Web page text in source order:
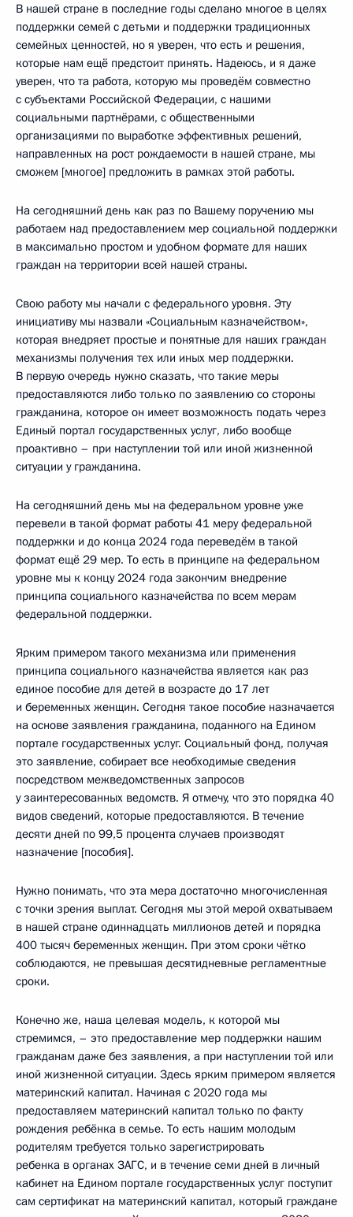
В нашей стране в последние годы сделано многое в целях
поддержки семей с детьми и поддержки традиционных
семейных ценностей, но я уверен, что есть и решения,
которые нам ещё предстоит принять. Надеюсь, и я даже
уверен, что та работа, которую мы проведём совместно
с субъектами Российской Федерации, с нашими
социальными партнёрами, с общественными
организациями по выработке эффективных решений,
направленных на рост рождаемости в нашей стране, мы
сможем [многое] предложить в рамках этой работы.
На сегодняшний день как раз по Вашему поручению мы
работаем над предоставлением мер социальной поддержки
в максимально простом и удобном формате для наших
граждан на территории всей нашей страны.
Свою работу мы начали с федерального уровня. Эту
инициативу мы назвали «Социальным казначейством»,
которая внедряет простые и понятные для наших граждан
механизмы получения тех или иных мер поддержки.
В первую очередь нужно сказать, что такие меры
предоставляются либо только по заявлению со стороны
гражданина, которое он имеет возможность подать через
Единый портал государственных услуг, либо вообще
проактивно – при наступлении той или иной жизненной
ситуации у гражданина.
На сегодняшний день мы на федеральном уровне уже
перевели в такой формат работы 41 меру федеральной
поддержки и до конца 2024 года переведём в такой
формат ещё 29 мер. То есть в принципе на федеральном
уровне мы к концу 2024 года закончим внедрение
принципа социального казначейства по всем мерам
федеральной поддержки.
Ярким примером такого механизма или применения
принципа социального казначейства является как раз
единое пособие для детей в возрасте до 17 лет
и беременных женщин. Сегодня такое пособие назначается
на основе заявления гражданина, поданного на Едином
портале государственных услуг. Социальный фонд, получая
это заявление, собирает все необходимые сведения
посредством межведомственных запросов
у заинтересованных ведомств. Я отмечу, что это порядка 40
видов сведений, которые предоставляются. В течение
десяти дней по 99,5 процента случаев производят
назначение [пособия].
Нужно понимать, что эта мера достаточно многочисленная
с точки зрения выплат. Сегодня мы этой мерой охватываем
в нашей стране одиннадцать миллионов детей и порядка
400 тысяч беременных женщин. При этом сроки чётко
соблюдаются, не превышая десятидневные регламентные
сроки.
Конечно же, наша целевая модель, к которой мы
стремимся, – это предоставление мер поддержки нашим
гражданам даже без заявления, а при наступлении той или
иной жизненной ситуации. Здесь ярким примером является
материнский капитал. Начиная с 2020 года мы
предоставляем материнский капитал только по факту
рождения ребёнка в семье. То есть нашим молодым
родителям требуется только зарегистрировать
ребенка в органах ЗАГС, и в течение семи дней в личный
кабинет на Едином портале государственных услуг поступит
сам сертификат на материнский капитал, который граждане